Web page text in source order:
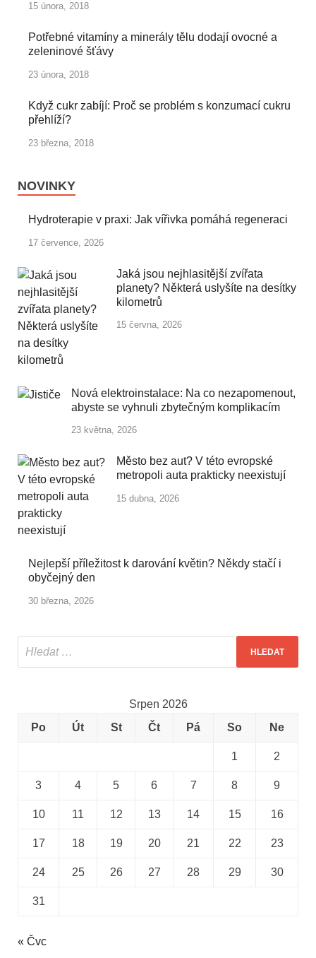
15 února, 2018
Potřebné vitamíny a minerály tělu dodají ovocné a
zeleninové šťávy
23 února, 2018
Když cukr zabíjí: Proč se problém s konzumací cukru
přehlíží?
23 března, 2018
NOVINKY
Hydroterapie v praxi: Jak vířivka pomáhá regeneraci
17 července, 2026
Jaká jsou nejhlasitější zvířata
planety? Některá uslyšíte na desítky
kilometrů
15 června, 2026
Nová elektroinstalace: Na co nezapomenout,
abyste se vyhnuli zbytečným komplikacím
23 května, 2026
Město bez aut? V této evropské
metropoli auta prakticky neexistují
15 dubna, 2026
Nejlepší příležitost k darování květin? Někdy stačí i
obyčejný den
30 března, 2026
Srpen 2026
Po
Út St Čt Pá So Ne
1 2
3 4 5 6 7 8 9
10 11 12 13 14 15 16
17 18 19 20 21 22 23
24 25 26 27 28 29 30
31
« Čvc